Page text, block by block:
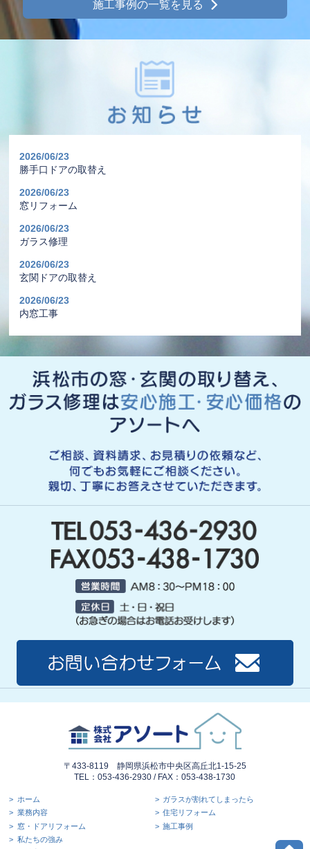
施工事例の一覧を見る
2026/06/23
勝手口ドアの取替え
2026/06/23
窓リフォーム
2026/06/23
ガラス修理
2026/06/23
玄関ドアの取替え
2026/06/23
内窓工事
〒433-8119 静岡県浜松市中央区高丘北1-15-25
TEL：053-436-2930 / FAX：053-438-1730
ホーム
業務内容
窓・ドアリフォーム
ガラスが割れてしまったら
住宅リフォーム
施工事例
私たちの強み